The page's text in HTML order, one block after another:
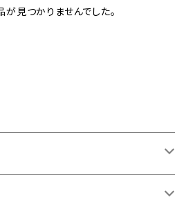
見つかりませんでした。